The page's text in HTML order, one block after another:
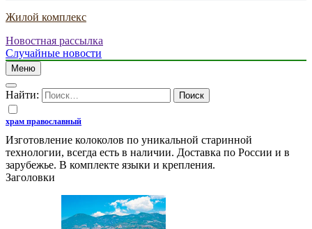
Жилой комплекс
Новостная рассылка
Случайные новости
Меню
Найти:
храм православный
Изготовление колоколов по уникальной старинной
технологии, всегда есть в наличии. Доставка по России и в
зарубежье. В комплекте языки и крепления.
Заголовки